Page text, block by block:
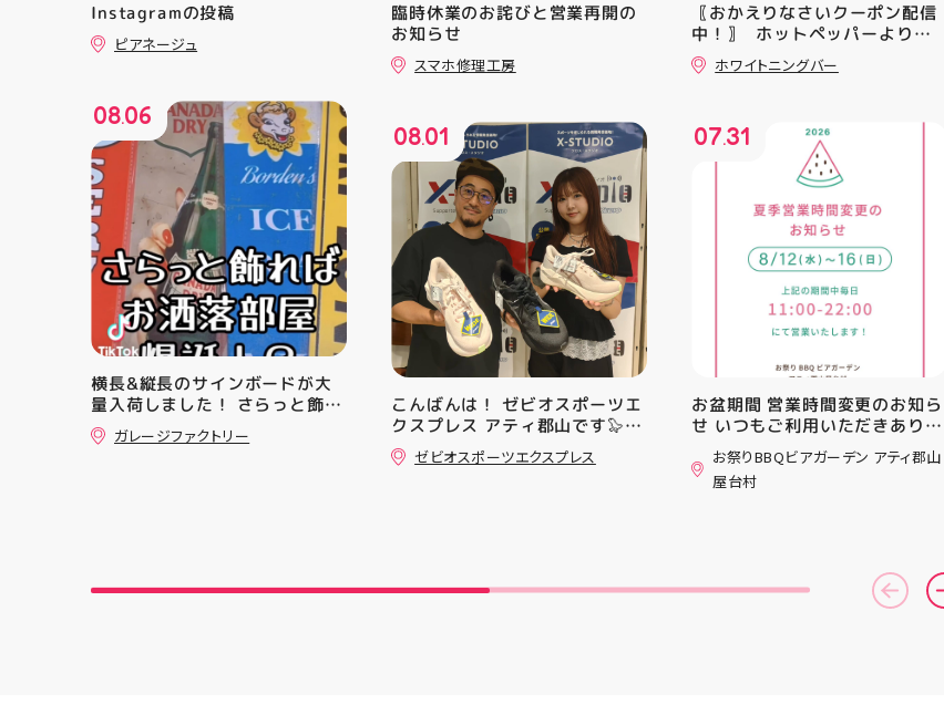
Instagramの投稿
ピアネージュ
08.06
横長&縦長のサインボードが大
量入荷しました！ さらっと飾れ
ばあっという間にお洒落空間爆
誕️‍️‍️‍ ナンバープレートやブリキ看
ガレージファクトリー
臨時休業のお詫びと営業再開の
お知らせ
スマホ修理工房
08.01
こんばんは！ ゼビオスポーツエ
クスプレス アティ郡山です🦭
・ ★本日のラジオ★は アシッ
クスからランニングシューズ
☆ASICSGRIPを前足部に追加
ゼビオスポーツエクスプレス
〖おかえりなさいクーポン配信
中！〗 ⁡ ホットペッパーより通
常￥11,170······▸ ￥5️⃣,5️⃣8️⃣0️⃣
のお得なクーポン配信中です★ ⁡
の再来店におすすめです🦷 ⁡ ⁡ お
一人様1回限りのクーポンにな
りますので、是非お試し下さい ⁡
ご予約、ご来店お待ちしており
ます️ #ホワイトニンク #ホワイ
トニングキャンペーン
#whitening #歯が白い #歯の
ホワイトニングバー
07.31
お盆期間 営業時間変更のお知ら
せ いつもご利用いただきありが
とうございます！ 8月12日
(水)〜8月16日(日) は、 営業時
間を変更して営業いたします
事やご友人との集まり、夏休み
のお出かけにもぴったり！ 屋台
グルメとBBQを一緒に楽しめる
お祭りBBQビアガーデン アティ郡山
屋台村